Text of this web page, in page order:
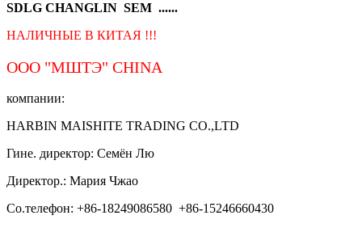
SDLG CHANGLIN SEM ......
НАЛИЧНЫЕ В КИТАЯ !!!
ООО "МШТЭ" CHINA
компании:
HARBIN MAISHITE TRADING CO.,LTD
Гине. директор: Семён Лю
Директор.: Мария Чжао
Со.телефон: +86-18249086580 +86-15246660430